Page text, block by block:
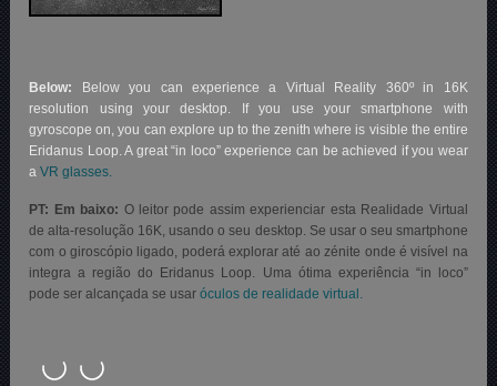
Below: Below you can experience a Virtual Reality 360º in 16K
resolution using your desktop. If you use your smartphone with
gyroscope on, you can explore up to the zenith where is visible the entire
Eridanus Loop. A great “in loco” experience can be achieved if you wear
aVR glasses.
PT: Em baixo: O leitor pode assim experienciar esta Realidade Virtual
de alta-resolução 16K, usando o seu desktop. Se usar o seu smartphone
com o giroscópio ligado, poderá explorar até ao zénite onde é visível na
integra a região do Eridanus Loop. Uma ótima experiência “in loco”
pode ser alcançada se usaróculos de realidade virtual.